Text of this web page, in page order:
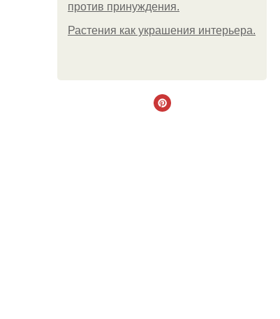
против принуждения.
Растения как украшения интерьера.